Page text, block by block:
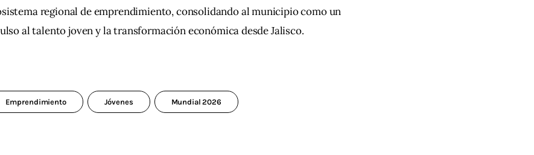
regional de emprendimiento, consolidando al municipio como un
al talento joven y la transformación económica desde Jalisco.
Emprendimiento Jóvenes Mundial 2026